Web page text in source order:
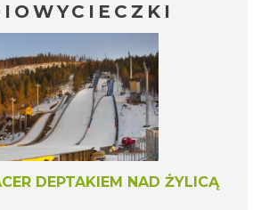
DEPTAKIEM NAD ŻYLICĄ